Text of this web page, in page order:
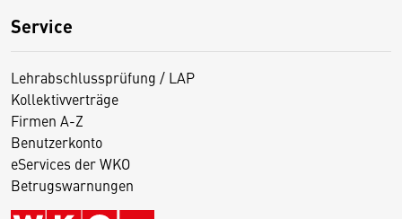
Service
Lehrabschlussprüfung / LAP
Kollektivverträge
Firmen A-Z
Benutzerkonto
eServices der WKO
Betrugswarnungen